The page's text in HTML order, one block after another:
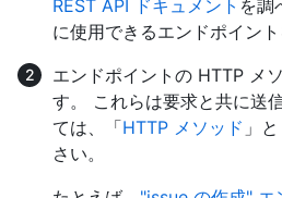
REST API ドキュメント を調
に使用できるエンドポイント
エンドポイントの HTTP メ
す。 これらは要求と共に送
ては、「HTTP メソッド 」
さい。